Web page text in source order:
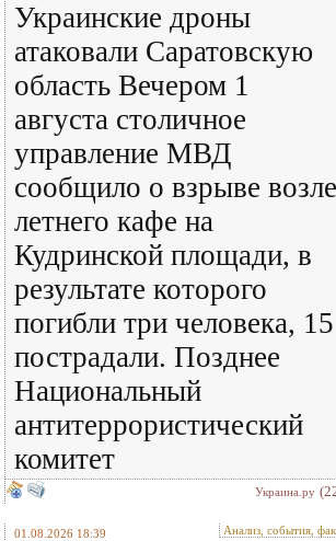
Украинские дроны
атаковали Саратовскую
область Вечером 1
августа столичное
управление МВД
сообщило о взрыве возле
летнего кафе на
Кудринской площади, в
результате которого
погибли три человека, 15
пострадали. Позднее
Национальный
антитеррористический
комитет
Украина.ру
01.08.2026 18:39 Анализ, события,